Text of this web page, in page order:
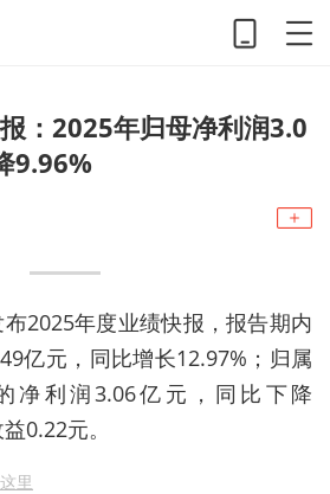
：2025年归母净利润3.0
9.96%
2025年度业绩快报，报告期内
亿元，同比增长12.97%；归属
净利润3.06亿元，同比下降
0.22元。
里